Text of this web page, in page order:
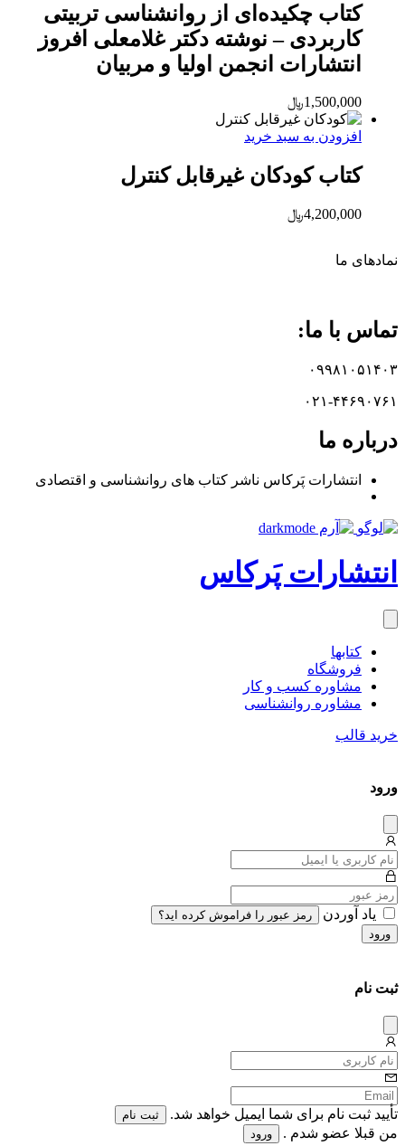
کتاب چکیده‌ای از روانشناسی تربیتی
کاربردی – نوشته دکتر غلامعلی افروز
انتشارات انجمن اولیا و مربیان
1,500,000﷼
افزودن به سبد خرید
کتاب کودکان غیر‌قابل کنترل
4,200,000﷼
نماد‌های ما
تماس با ما:
۰۹۹۸۱۰۵۱۴۰۳
۰۲۱-۴۴۶۹۰۷۶۱
درباره ما
انتشارات پَرکاس ناشر کتاب های روانشناسی و اقتصادی
انتشارات پَرکاس
کتاب‎ها
فروشگاه
مشاوره کسب و کار
مشاوره روان‎شناسی
خرید قالب
ورود
میس
یاد آوردن
رمز عبور را فراموش کرده اید؟
ورود
ثبت نام
میس
تأیید ثبت نام برای شما ایمیل خواهد شد. ثبت نام
من قبلا عضو شدم . ورود